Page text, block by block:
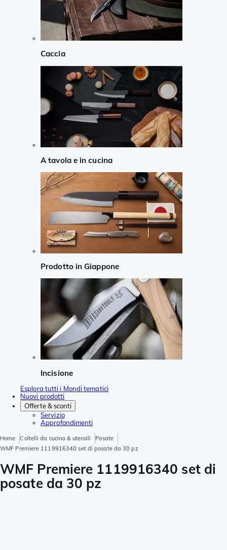
Caccia
A tavola e in cucina
Prodotto in Giappone
Incisione
Esplora tutti i Mondi tematici
Nuovi prodotti
Offerte & sconti
Servizio
Approfondimenti
Home Coltelli da cucina & utensili
Posate
WMF Premiere 1119916340 set di posate da 30 pz
WMF Premiere 1119916340 set di
posate da 30 pz